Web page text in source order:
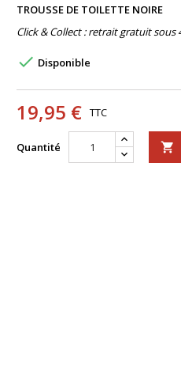
TROUSSE DE TOILETTE NOIRE
Click & Collect : retrait gratuit sous
 Disponible
19,95 € TTC
Quantité 